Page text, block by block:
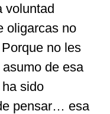
voluntad
oligarcas no
no les
de esa
sido
pensar… esa